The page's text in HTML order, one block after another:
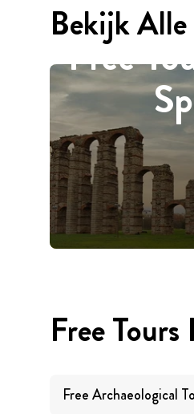
Bekijk Alle
Free
Free Tours
Free Archaeological